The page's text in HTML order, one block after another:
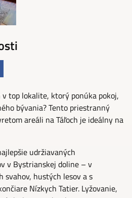
top lokalite, ktorý ponúka pokoj,
bývania? Tento priestranný
areáli na Táľoch je ideálny na
udržiavaných
v Bystrianskej doline – v
svahov, hustých lesov a s
Nízkych Tatier. Lyžovanie,